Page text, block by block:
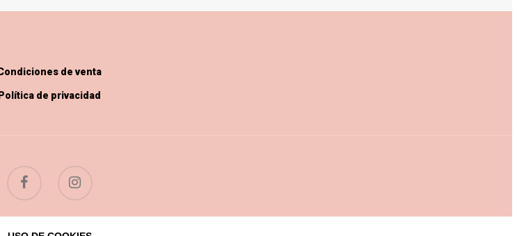
de venta
Política de privacidad